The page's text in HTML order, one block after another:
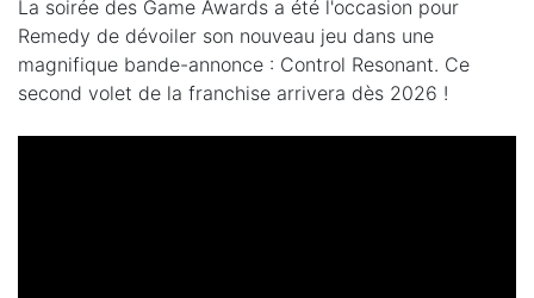
La soirée des Game Awards a été l'occasion pour
Remedy de dévoiler son nouveau jeu dans une
magnifique bande-annonce : Control Resonant. Ce
second volet de la franchise arrivera dès 2026 !